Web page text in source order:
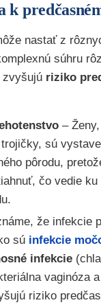
k
nastať z
súhru
zvyšujú riziko
–
sú
pôrodu,
čo vedie
že infekcie
sú infekcie
infekcie
vaginóza a
riziko